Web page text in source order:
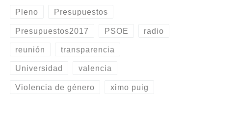
Pleno Presupuestos
Presupuestos2017 PSOE radio
reunión transparencia
Universidad valencia
Violencia de género ximo puig